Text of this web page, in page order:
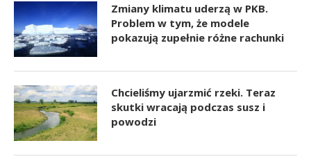
Zmiany klimatu uderzą w PKB.
Problem w tym, że modele
pokazują zupełnie różne rachunki
Chcieliśmy ujarzmić rzeki. Teraz
skutki wracają podczas susz i
powodzi